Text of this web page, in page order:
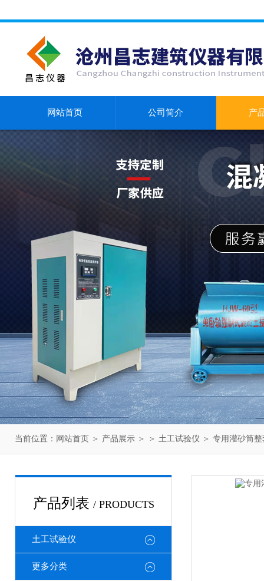
网站首页 公司简介 产
当前位置： 网站首页 ＞ 产品展示 ＞ ＞ 土工试验仪 ＞ 专用灌砂筒
产品列表 / PRODUCTS
土工试验仪
更多分类